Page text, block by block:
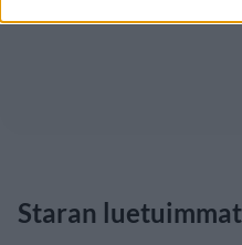
Staran luetuimmat